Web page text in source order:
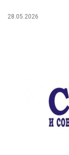
28.05.2026